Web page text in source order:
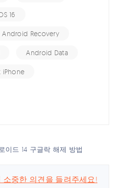
16
Android Recovery
Android Data
iPhone
이드 14 구글락 해제 방법
중한 의견을 들려주세요!